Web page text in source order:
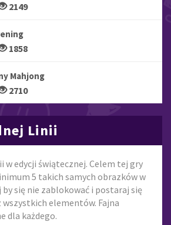
2149
1858
Mahjong
2710
Linii
w edycji świątecznej. Celem tej gry
5 takich samych obrazków w
by się nie zablokować i postaraj się
wszystkich elementów. Fajna
dla każdego.